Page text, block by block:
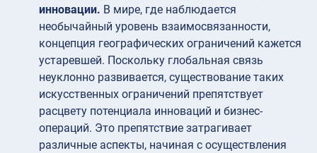
инновации. В мире, где наблюдается
необычайный уровень взаимосвязанности,
концепция географических ограничений кажется
устаревшей. Поскольку глобальная связь
неуклонно развивается, существование таких
искусственных ограничений препятствует
расцвету потенциала инноваций и бизнес-
операций. Это препятствие затрагивает
различные аспекты, начиная с осуществления